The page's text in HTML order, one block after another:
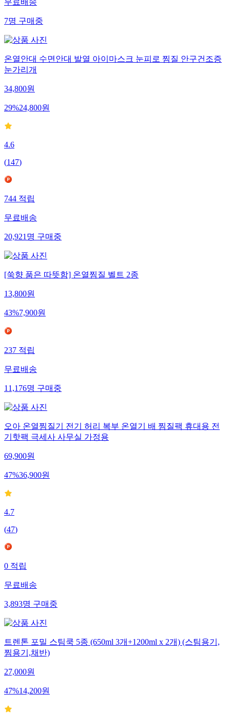
무료배송
7명구매중
온열안대 수면안대 발열 아이마스크 눈피로 찜질 안구건조증
눈가리개
34,800원
29%24,800원
4.6
(147)
744적립
무료배송
20,921명구매중
[쑥향 품은 따뜻함] 온열찜질 벨트 2종
13,800원
43%7,900원
237적립
무료배송
11,176명구매중
오아 온열찜질기 전기 허리 복부 온열기 배 찜질팩 휴대용 전
기핫팩 극세사 사무실 가정용
69,900원
47%36,900원
4.7
(47)
0적립
무료배송
3,893명구매중
트렌톤 포밀 스팀쿡 5종 (650ml 3개+1200ml x 2개) (스팀용기,
찜용기,채반)
27,000원
47%14,200원